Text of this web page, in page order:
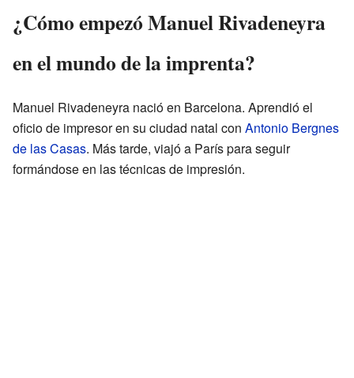
¿Cómo empezó Manuel Rivadeneyra
en el mundo de la imprenta?
Manuel Rivadeneyra nació en Barcelona. Aprendió el
oficio de impresor en su ciudad natal con Antonio Bergnes
de las Casas. Más tarde, viajó a París para seguir
formándose en las técnicas de impresión.